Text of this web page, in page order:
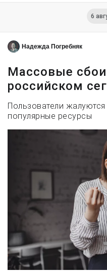
6
Надежда Погребняк
Массовые
российском
Пользователи
популярные ресурсы